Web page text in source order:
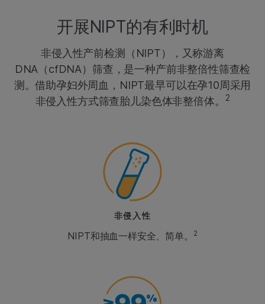
开展NIPT的有利时机
非侵入性产前检测（NIPT），又称游离
DNA（cfDNA）筛查，是一种产前非整倍性筛查检
测。借助孕妇外周血，NIPT最早可以在孕10周采用
非侵入性方式筛查胎儿染色体非整倍体。
2
非侵入性
NIPT和抽血一样安全、简单。 2